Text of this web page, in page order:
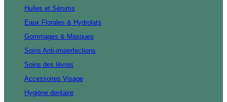
Huiles et Sérums
Eaux Florales & Hydrolats
Gommages & Masques
Soins Anti-imperfections
Soins des lèvres
Accessoires Visage
Hygiène dentaire